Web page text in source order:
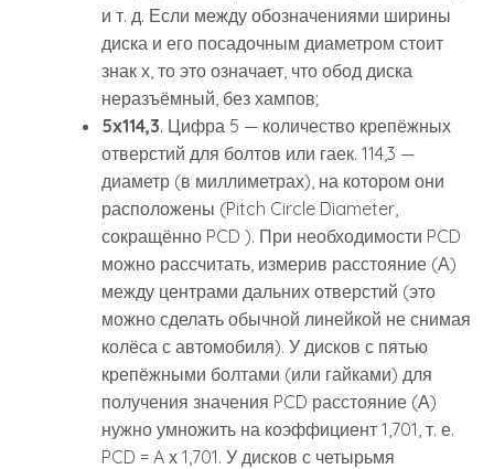
и т. д. Если между обозначениями ширины
диска и его посадочным диаметром стоит
знак х, то это означает, что обод диска
неразъёмный, без хампов;
5х114,3. Цифра 5 — количество крепёжных
отверстий для болтов или гаек. 114,3 —
диаметр (в миллиметрах), на котором они
расположены (Pitch Circle Diameter,
сокращённо PCD ). При необходимости PCD
можно рассчитать, измерив расстояние (А)
между центрами дальних отверстий (это
можно сделать обычной линейкой не снимая
колёса с автомобиля). У дисков с пятью
крепёжными болтами (или гайками) для
получения значения PCD расстояние (А)
нужно умножить на коэффициент 1,701, т. е.
PCD = A х 1,701. У дисков с четырьмя